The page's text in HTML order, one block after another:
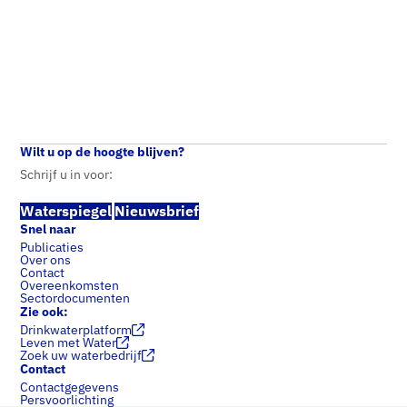
Wilt u op de hoogte blijven?
Schrijf u in voor:
Waterspiegel Nieuwsbrief
Snel naar
Publicaties
Over ons
Contact
Overeenkomsten
Sectordocumenten
Zie ook:
Drinkwaterplatform
Leven met Water
Zoek uw waterbedrijf
Contact
Contactgegevens
Persvoorlichting